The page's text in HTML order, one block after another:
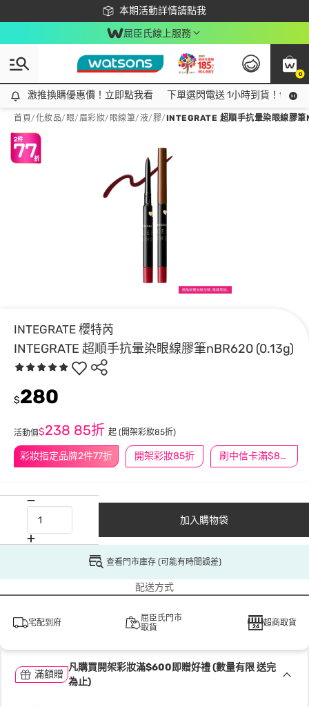
本期活動詳情請點我
下載app最高回饋$350
屈臣氏線上服務
0
激推換購優惠價！立即點我看
激推換購優惠價！立即點我看 下單選閃電送 1小時到貨！領神
首頁/化妝品/ 眼/眉彩妝/ 眼線筆/液/膠/INTEGRATE 超順手抗暈染眼線膠
INTEGRATE 櫻特芮
INTEGRATE 超順手抗暈染眼線膠筆nBR620 (0.13g)
彩妝指定品牌2件77折 開架彩妝85折 刷中信卡滿$888送3萬點
$280
活動價$238 85折 起 (開架彩妝85折)
加入購物袋
查看門市庫存 (可能有時間誤差)
配送方式
宅配到府
屈臣氏門市
取貨
超商取貨
滿額贈
凡購買開架彩妝滿$600即贈好禮 (數量有限 送完
為止)